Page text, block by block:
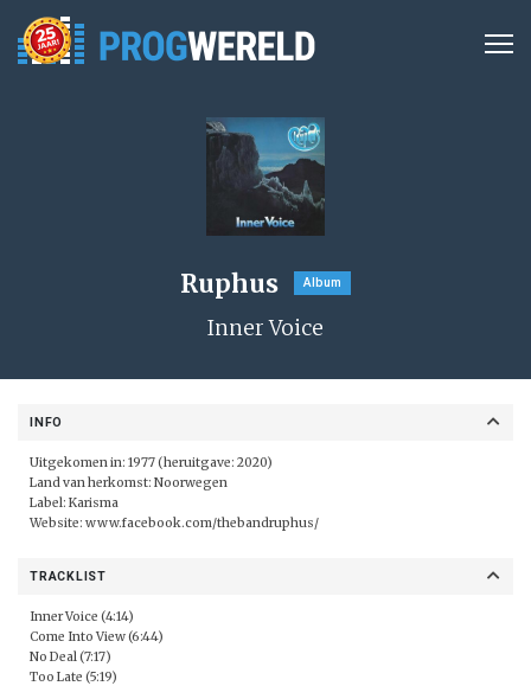
Ruphus Album
Inner Voice
INFO
Uitgekomen in: 1977 (heruitgave: 2020)
Land van herkomst: Noorwegen
Label: Karisma
Website: www.facebook.com/thebandruphus/
TRACKLIST
Inner Voice (4:14)
Come Into View (6:44)
No Deal (7:17)
Too Late (5:19)